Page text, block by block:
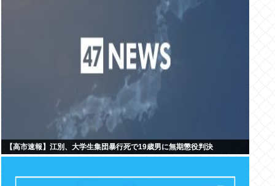
【高市速報】江別、大学生集団暴行死で19歳男に無期懲役判決